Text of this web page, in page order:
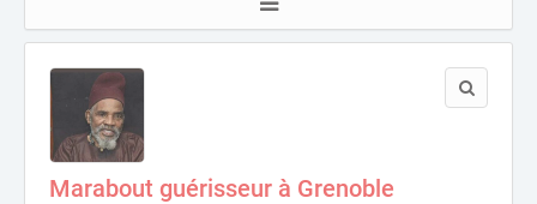
Marabout guérisseur à Grenoble